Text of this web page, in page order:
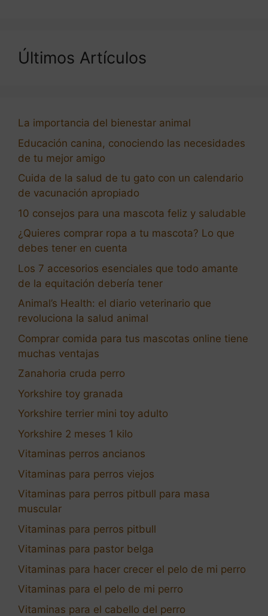
Últimos Artículos
La importancia del bienestar animal
Educación canina, conociendo las necesidades
de tu mejor amigo
Cuida de la salud de tu gato con un calendario
de vacunación apropiado
10 consejos para una mascota feliz y saludable
¿Quieres comprar ropa a tu mascota? Lo que
debes tener en cuenta
Los 7 accesorios esenciales que todo amante
de la equitación debería tener
Animal’s Health: el diario veterinario que
revoluciona la salud animal
Comprar comida para tus mascotas online tiene
muchas ventajas
Zanahoria cruda perro
Yorkshire toy granada
Yorkshire terrier mini toy adulto
Yorkshire 2 meses 1 kilo
Vitaminas perros ancianos
Vitaminas para perros viejos
Vitaminas para perros pitbull para masa
muscular
Vitaminas para perros pitbull
Vitaminas para pastor belga
Vitaminas para hacer crecer el pelo de mi perro
Vitaminas para el pelo de mi perro
Vitaminas para el cabello del perro